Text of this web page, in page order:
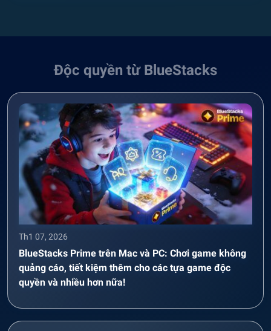
Độc quyền từ BlueStacks
Th1 07, 2026
BlueStacks Prime trên Mac và PC: Chơi game không
quảng cáo, tiết kiệm thêm cho các tựa game độc
quyền và nhiều hơn nữa!